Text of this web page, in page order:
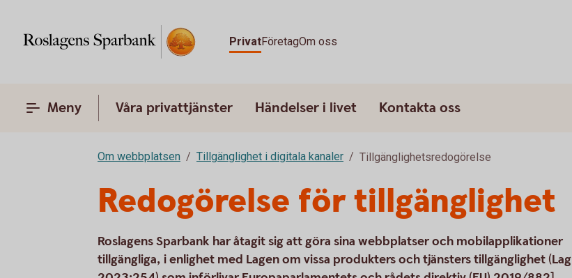
PrivatFöretagOm oss
Meny Våra privattjänster Händelser i livet Kontakta oss
Om webbplatsen Tillgänglighet i digitala kanaler Tillgänglighetsredogörelse
Redogörelse för tillgänglighet
Roslagens Sparbank har åtagit sig att göra sina webbplatser och mobilapplikationer
tillgängliga, i enlighet med Lagen om vissa produkters och tjänsters tillgänglighet (Lag